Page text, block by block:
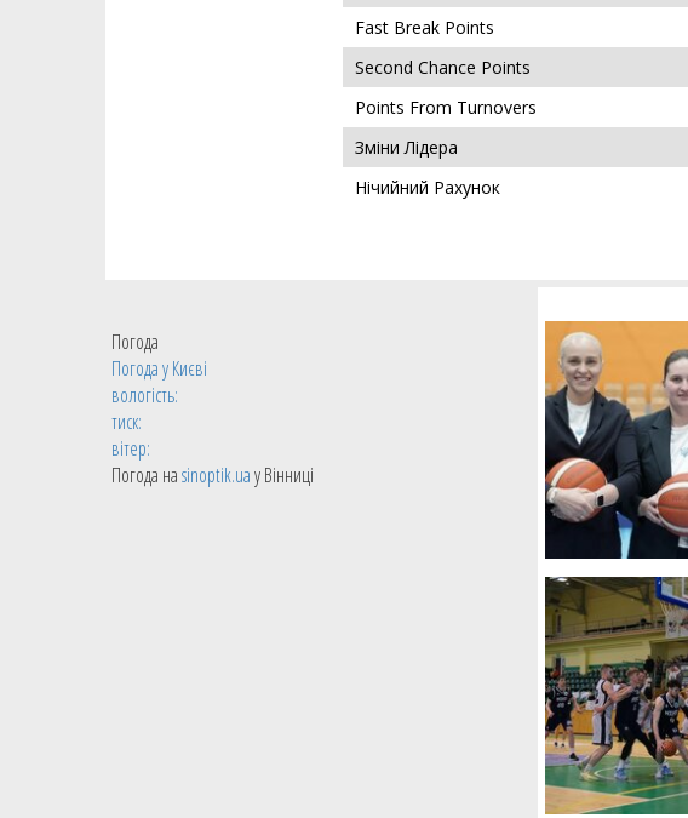
Fast Break Points
Second Chance Points
Points From Turnovers
Зміни Лідера
Нічийний Рахунок
Погода
Погода уКиєві
вологість:
тиск:
вітер:
Погода наsinoptik.uaу Вінниці